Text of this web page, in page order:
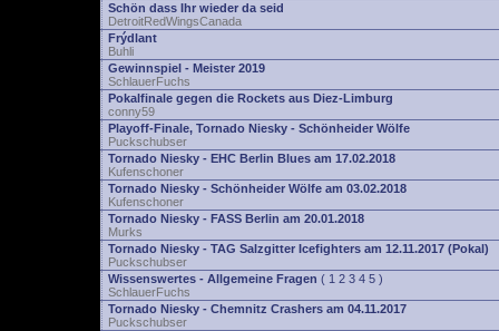
Schön dass Ihr wieder da seid
DetroitRedWingsCanada
Frýdlant
Buhli
Gewinnspiel - Meister 2019
SchlauerFuchs
Pokalfinale gegen die Rockets aus Diez-Limburg
conny59
Playoff-Finale, Tornado Niesky - Schönheider Wölfe
Puckschubser
Tornado Niesky - EHC Berlin Blues am 17.02.2018
Kufenschoner
Tornado Niesky - Schönheider Wölfe am 03.02.2018
Kufenschoner
Tornado Niesky - FASS Berlin am 20.01.2018
Murks
Tornado Niesky - TAG Salzgitter Icefighters am 12.11.2017 (Pokal)
Puckschubser
Wissenswertes - Allgemeine Fragen ( 1 2 3 4 5 )
SchlauerFuchs
Tornado Niesky - Chemnitz Crashers am 04.11.2017
Puckschubser